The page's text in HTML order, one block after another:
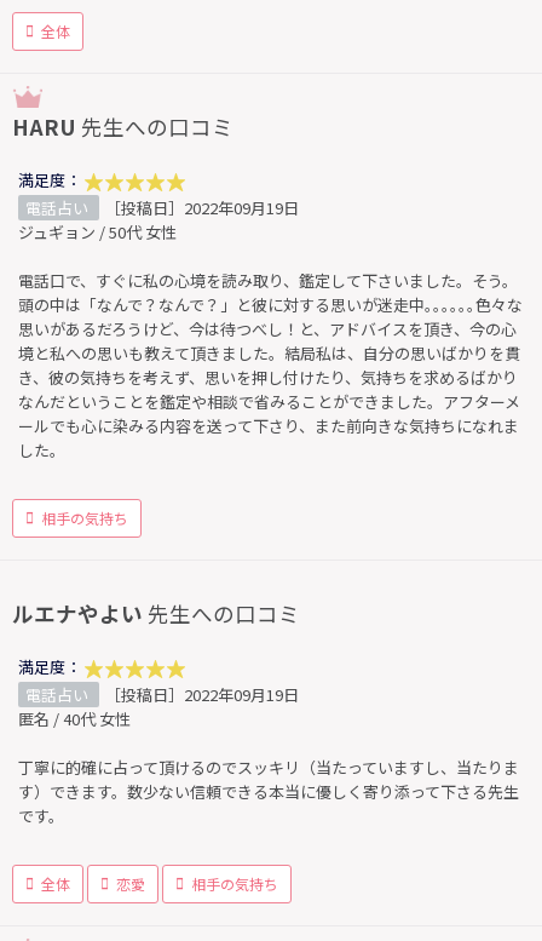
全体
HARU 先生への口コミ
満足度：
電話占い
［投稿日］2022年09月19日
ジュギョン / 50代 女性
電話口で、すぐに私の心境を読み取り、鑑定して下さいました。そう。
頭の中は「なんで？なんで？」と彼に対する思いが迷走中｡｡｡｡｡｡色々な
思いがあるだろうけど、今は待つべし！と、アドバイスを頂き、今の心
境と私への思いも教えて頂きました。結局私は、自分の思いばかりを貫
き、彼の気持ちを考えず、思いを押し付けたり、気持ちを求めるばかり
なんだということを鑑定や相談で省みることができました。アフターメ
ールでも心に染みる内容を送って下さり、また前向きな気持ちになれま
した。
相手の気持ち
ルエナやよい 先生への口コミ
満足度：
電話占い
［投稿日］2022年09月19日
匿名 / 40代 女性
丁寧に的確に占って頂けるのでスッキリ（当たっていますし、当たりま
す）できます。数少ない信頼できる本当に優しく寄り添って下さる先生
です。
全体 恋愛 相手の気持ち